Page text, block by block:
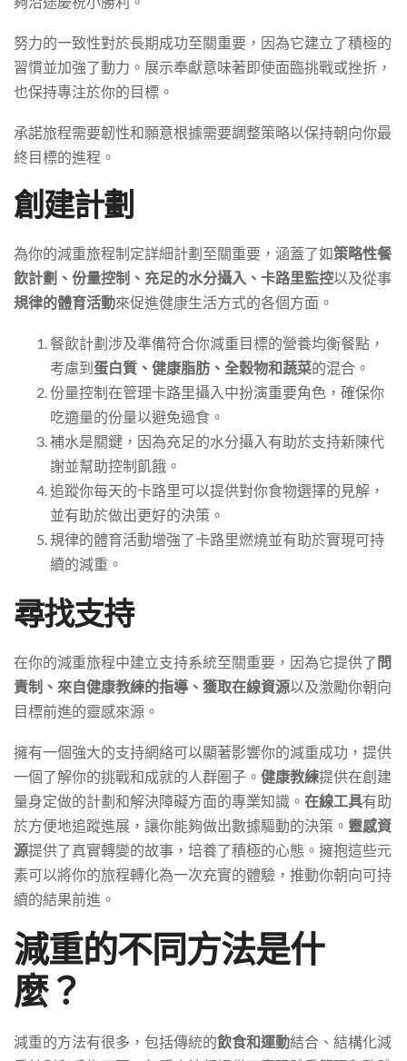
努力的一致性對於長期成功至關重要，因為它建立了積極的
習慣並加強了動力。展示奉獻意味著即使面臨挑戰或挫折，
也保持專注於你的目標。
承諾旅程需要韌性和願意根據需要調整策略以保持朝向你最
終目標的進程。
創建計劃
為你的減重旅程制定詳細計劃至關重要，涵蓋了如策略性餐
飲計劃、份量控制、充足的水分攝入、卡路里監控以及從事
規律的體育活動來促進健康生活方式的各個方面。
餐飲計劃涉及準備符合你減重目標的營養均衡餐點，
考慮到蛋白質、健康脂肪、全穀物和蔬菜的混合。
份量控制在管理卡路里攝入中扮演重要角色，確保你
吃適量的份量以避免過食。
補水是關鍵，因為充足的水分攝入有助於支持新陳代
謝並幫助控制飢餓。
追蹤你每天的卡路里可以提供對你食物選擇的見解，
並有助於做出更好的決策。
規律的體育活動增強了卡路里燃燒並有助於實現可持
續的減重。
尋找支持
在你的減重旅程中建立支持系統至關重要，因為它提供了問
責制、來自健康教練的指導、獲取在線資源以及激勵你朝向
目標前進的靈感來源。
擁有一個強大的支持網絡可以顯著影響你的減重成功，提供
一個了解你的挑戰和成就的人群圈子。 健康教練提供在創建
量身定做的計劃和解決障礙方面的專業知識。 在線工具有助
於方便地追蹤進展，讓你能夠做出數據驅動的決策。 靈感資
源提供了真實轉變的故事，培養了積極的心態。擁抱這些元
素可以將你的旅程轉化為一次充實的體驗，推動你朝向可持
續的結果前進。
減重的不同方法是什
麼？
減重的方法有很多，包括傳統的飲食和運動結合、結構化減